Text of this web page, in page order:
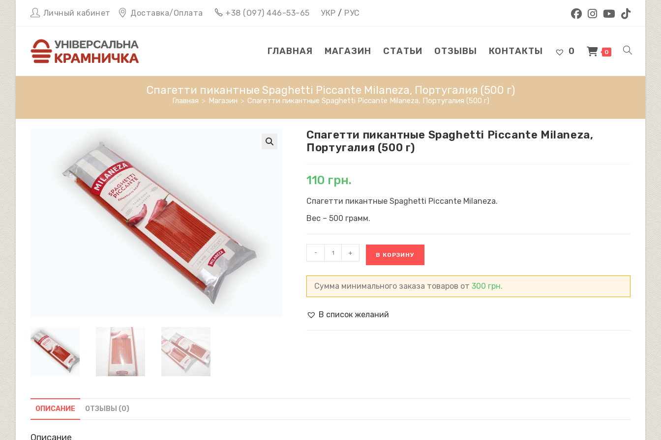
содержимому
Личный кабинет Доставка/Оплата +38 (О97) 446-53-65 УКР / РУС
ГЛАВНАЯ МАГАЗИН СТАТЬИ ОТЗЫВЫ КОНТАКТЫ 0 0
Спагетти пикантные Spaghetti Piccante Milaneza, Португалия (500 г)
Главная > Магазин > Спагетти пикантные Spaghetti Piccante Milaneza, Португалия (500 г)
Спагетти пикантные Spaghetti Piccante Milaneza,
Португалия (500 г)
110 грн.
Спагетти пикантные Spaghetti Piccante Milaneza.
Вес – 500 грамм.
пикантные
Spaghetti
Piccante
Португалия
- + В КОРЗИНУ
Сумма минимального заказа товаров от300 грн.
В список желаний
ОПИСАНИЕ ОТЗЫВЫ (0)
Описание